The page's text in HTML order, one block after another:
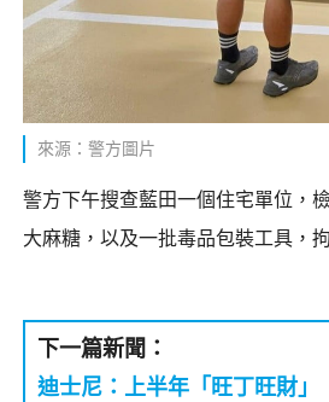
來源：警方圖片
警方下午搜查藍田一個住宅單位，
大麻糖，以及一批毒品包裝工具，
下一篇新聞：
迪士尼：上半年「旺丁旺財